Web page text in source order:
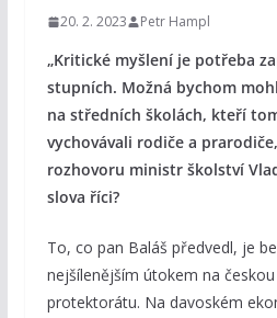
20. 2. 2023 Petr Hampl
„Kritické myšlení je potřeba
stupních. Možná bychom
na středních školách, kteří
vychovávali rodiče a
rozhovoru ministr školství
slova říci?
To, co pan Baláš předvedl, je
nejšílenějším útokem na
protektorátu. Na davoském